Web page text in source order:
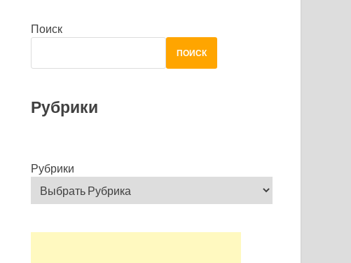
Поиск
ПОИСК
Рубрики
Рубрики